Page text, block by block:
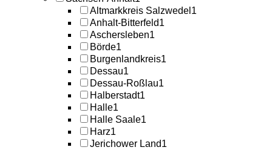
Altmarkkreis Salzwedel 1
Anhalt-Bitterfeld1
Aschersleben1
Börde1
Burgenlandkreis1
Dessau1
Dessau-Roßlau1
Halberstadt1
Halle1
Halle Saale1
Harz1
Jerichower Land1